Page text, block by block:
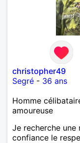
christopher49
Segré - 36 ans
Homme
amoureuse
Je recherche une
confiance le